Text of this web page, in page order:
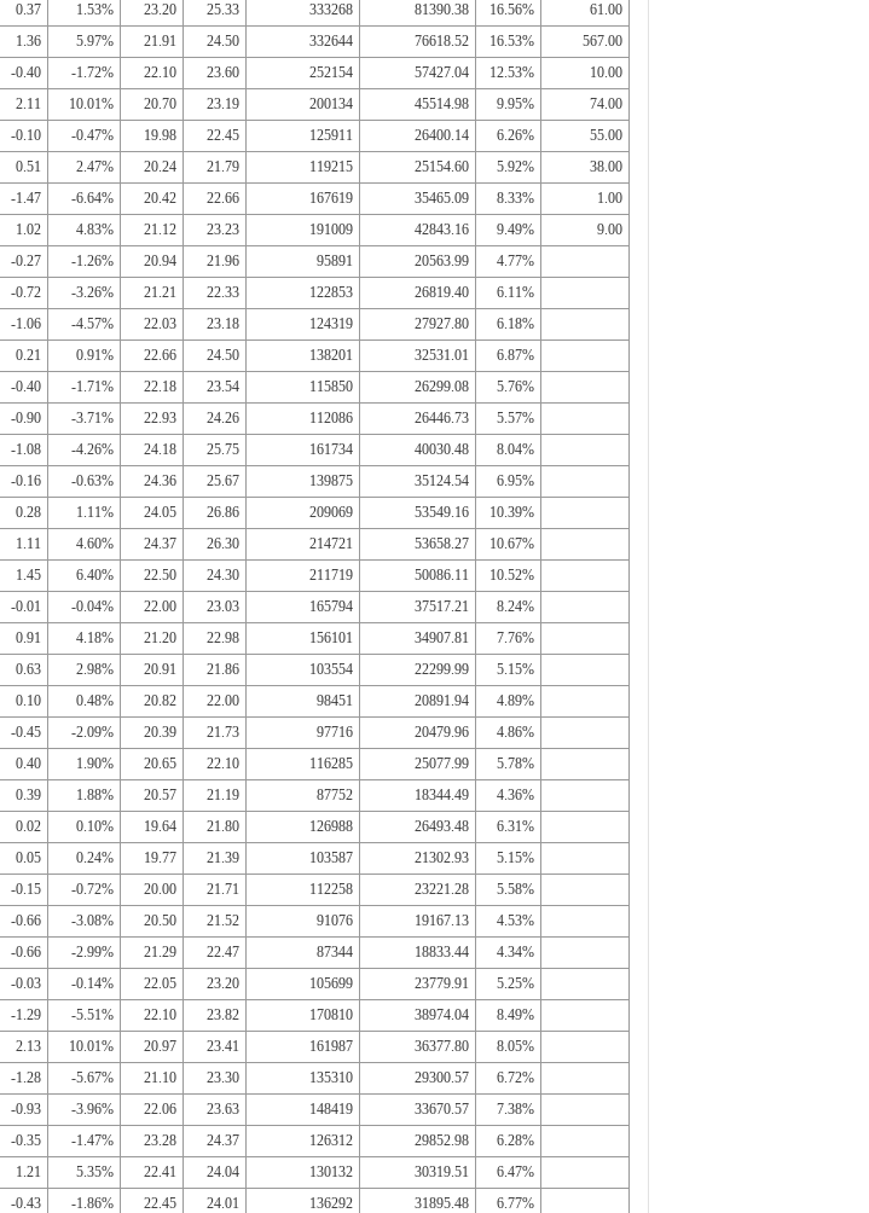
0.37 1.53% 23.20 25.33 333268 81390.38 16.56%
61.00
1.36 5.97% 21.91 24.50 332644 76618.52 16.53%
567.00
-0.40 -1.72% 22.10 23.60 252154 57427.04 12.53%
10.00
2.11 10.01% 20.70 23.19 200134 45514.98 9.95%
74.00
-0.10 -0.47% 19.98 22.45 125911 26400.14 6.26%
55.00
0.51 2.47% 20.24 21.79 119215 25154.60 5.92%
38.00
-1.47 -6.64% 20.42 22.66 167619 35465.09 8.33%
1.00
1.02 4.83% 21.12 23.23 191009 42843.16 9.49%
9.00
-0.27 -1.26% 20.94 21.96 95891 20563.99
4.77%
-0.72 -3.26% 21.21 22.33 122853 26819.40
6.11%
-1.06 -4.57% 22.03 23.18 124319 27927.80
6.18%
0.21 0.91% 22.66 24.50 138201 32531.01
6.87%
-0.40 -1.71% 22.18 23.54 115850 26299.08
5.76%
-0.90 -3.71% 22.93 24.26 112086 26446.73
5.57%
-1.08 -4.26% 24.18 25.75 161734 40030.48
8.04%
-0.16 -0.63% 24.36 25.67 139875 35124.54
6.95%
0.28 1.11% 24.05 26.86 209069 53549.16
10.39%
1.11 4.60% 24.37 26.30 214721 53658.27
10.67%
1.45 6.40% 22.50 24.30 211719 50086.11
10.52%
-0.01 -0.04% 22.00 23.03 165794 37517.21
8.24%
0.91 4.18% 21.20 22.98 156101 34907.81
7.76%
0.63 2.98% 20.91 21.86 103554 22299.99
5.15%
0.10 0.48% 20.82 22.00 98451 20891.94
4.89%
-0.45 -2.09% 20.39 21.73 97716 20479.96
4.86%
0.40 1.90% 20.65 22.10 116285 25077.99
5.78%
0.39 1.88% 20.57 21.19 87752 18344.49
4.36%
0.02 0.10% 19.64 21.80 126988 26493.48
6.31%
0.05 0.24% 19.77 21.39 103587 21302.93
5.15%
-0.15 -0.72% 20.00 21.71 112258 23221.28
5.58%
-0.66 -3.08% 20.50 21.52 91076 19167.13
4.53%
-0.66 -2.99% 21.29 22.47 87344 18833.44
4.34%
-0.03 -0.14% 22.05 23.20 105699 23779.91
5.25%
-1.29 -5.51% 22.10 23.82 170810 38974.04
8.49%
2.13 10.01% 20.97 23.41 161987 36377.80
8.05%
-1.28 -5.67% 21.10 23.30 135310 29300.57
6.72%
-0.93 -3.96% 22.06 23.63 148419 33670.57
7.38%
-0.35 -1.47% 23.28 24.37 126312 29852.98
6.28%
1.21 5.35% 22.41 24.04 130132 30319.51
6.47%
-0.43 -1.86% 22.45 24.01 136292 31895.48
6.77%